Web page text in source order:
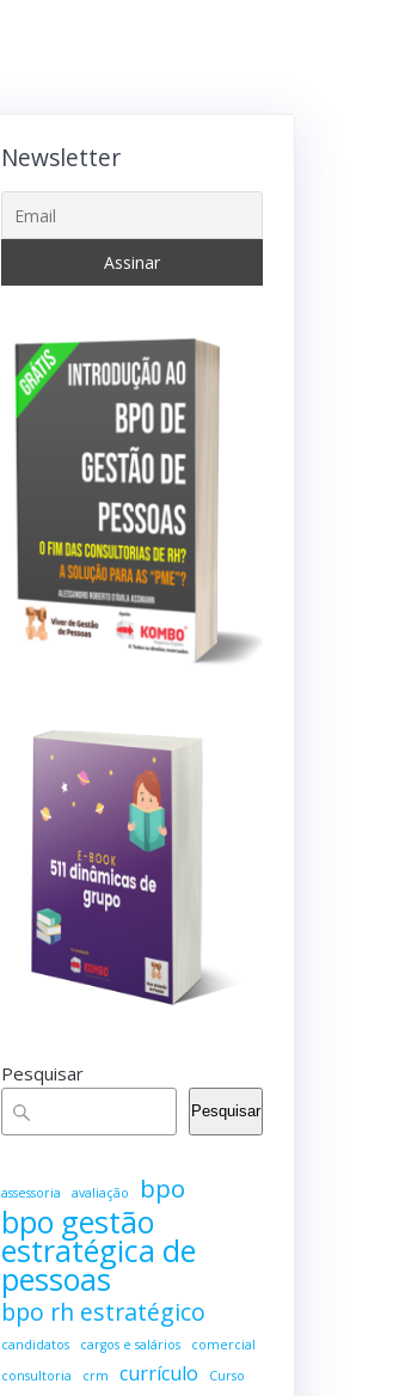
Newsletter
Pesquisar
Pesquisar
assessoria avaliação bpo
bpo gestão
estratégica de
pessoas
bpo rh estratégico
candidatos cargos e salários
comercial
consultoria
crm currículo
Curso